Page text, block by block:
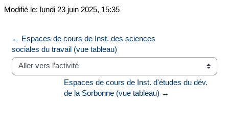
Modifié le: lundi 23 juin 2025, 15:35
← Espaces de cours de Inst. des sciences
sociales du travail (vue tableau)
Aller vers l’activité
Espaces de cours de Inst. d'études du dév.
de la Sorbonne (vue tableau) →